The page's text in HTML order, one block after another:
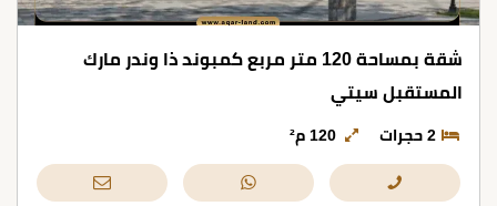
شقة بمساحة 120 متر مربع كمبوند ذا وندر مارك
المستقبل سيتي
2 حجرات 120 م²